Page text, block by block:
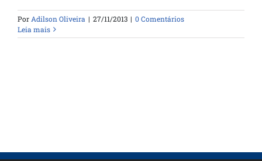
Por Adilson Oliveira | 27/11/2013 | 0 Comentários
Leia mais